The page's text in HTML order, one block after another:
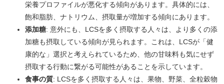
栄養プロファイルが悪化する傾向があります。具体的には、
飽和脂肪、ナトリウム、摂取量が増加する傾向にあります。
添加糖: 意外にも、LCSを多く摂取する人々は、より多くの添
加糖も摂取している傾向が見られます。これは、LCSが「健
康的な」選択と考えられているため、他の甘味料も気にせず
摂取する行動に繋がる可能性があることを示しています。
食事の質: LCSを多く摂取する人々は、果物、野菜、全粒穀物